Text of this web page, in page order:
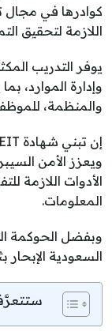
كوادرها في مجال
اللازمة لتحقيق
يوفر التدريب
وإدارة الموارد،
والمنظمة،
ويعزز الأمن
الأدوات اللازمة
المعلومات.
وبفضل الحوكمة
السعودية